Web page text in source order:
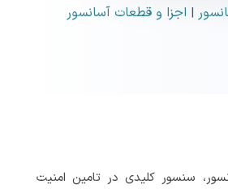
| اجزا و قطعات آسانسور
سنسور کلیدی در تامین امنیت